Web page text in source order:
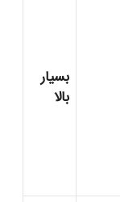
بسیار
بالا